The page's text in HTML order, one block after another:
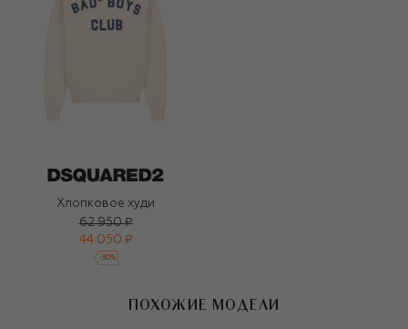
Хлопковое худи
62 950 ₽
44 050 ₽
-30%
ПОХОЖИЕ МОДЕЛИ